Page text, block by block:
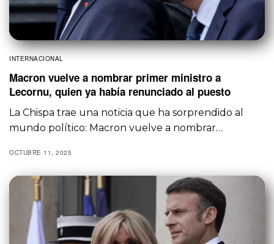
INTERNACIONAL
Macron vuelve a nombrar primer ministro a
Lecornu, quien ya había renunciado al puesto
La Chispa trae una noticia que ha sorprendido al
mundo político: Macron vuelve a nombrar…
OCTUBRE 11, 2025